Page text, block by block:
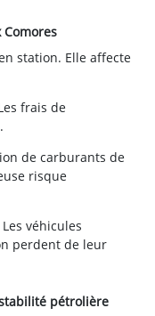
station. Elle affecte
frais de
de carburants de
risque
Les véhicules
perdent de leur
pétrolière